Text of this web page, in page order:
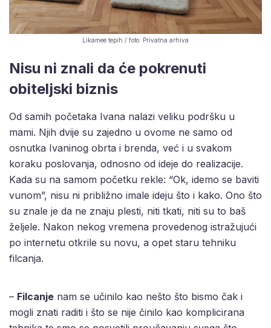
Likamee tepih / foto: Privatna arhiva
Nisu ni znali da će pokrenuti
obiteljski biznis
Od samih početaka Ivana nalazi veliku podršku u
mami. Njih dvije su zajedno u ovome ne samo od
osnutka Ivaninog obrta i brenda, već i u svakom
koraku poslovanja, odnosno od ideje do realizacije.
Kada su na samom početku rekle: “Ok, idemo se baviti
vunom”, nisu ni približno imale ideju što i kako. Ono što
su znale je da ne znaju plesti, niti tkati, niti su to baš
željele. Nakon nekog vremena provedenog istražujući
po internetu otkrile su novu, a opet staru tehniku
filcanja.
– Filcanje nam se učinilo kao nešto što bismo čak i
mogli znati raditi i što se nije činilo kao komplicirana